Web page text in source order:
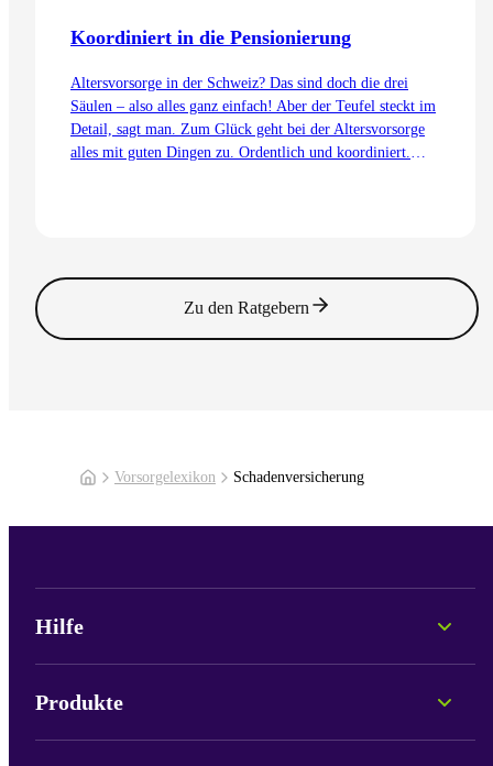
Koordiniert in die Pensionierung
Altersvorsorge in der Schweiz? Das sind doch die drei
Säulen – also alles ganz einfach! Aber der Teufel steckt im
Detail, sagt man. Zum Glück geht bei der Altersvorsorge
alles mit guten Dingen zu. Ordentlich und koordiniert.
Zu den Ratgebern
Vorsorgelexikon Schadenversicherung
Hilfe
Fonds-Informationen
Lob und Kritik
Produkte